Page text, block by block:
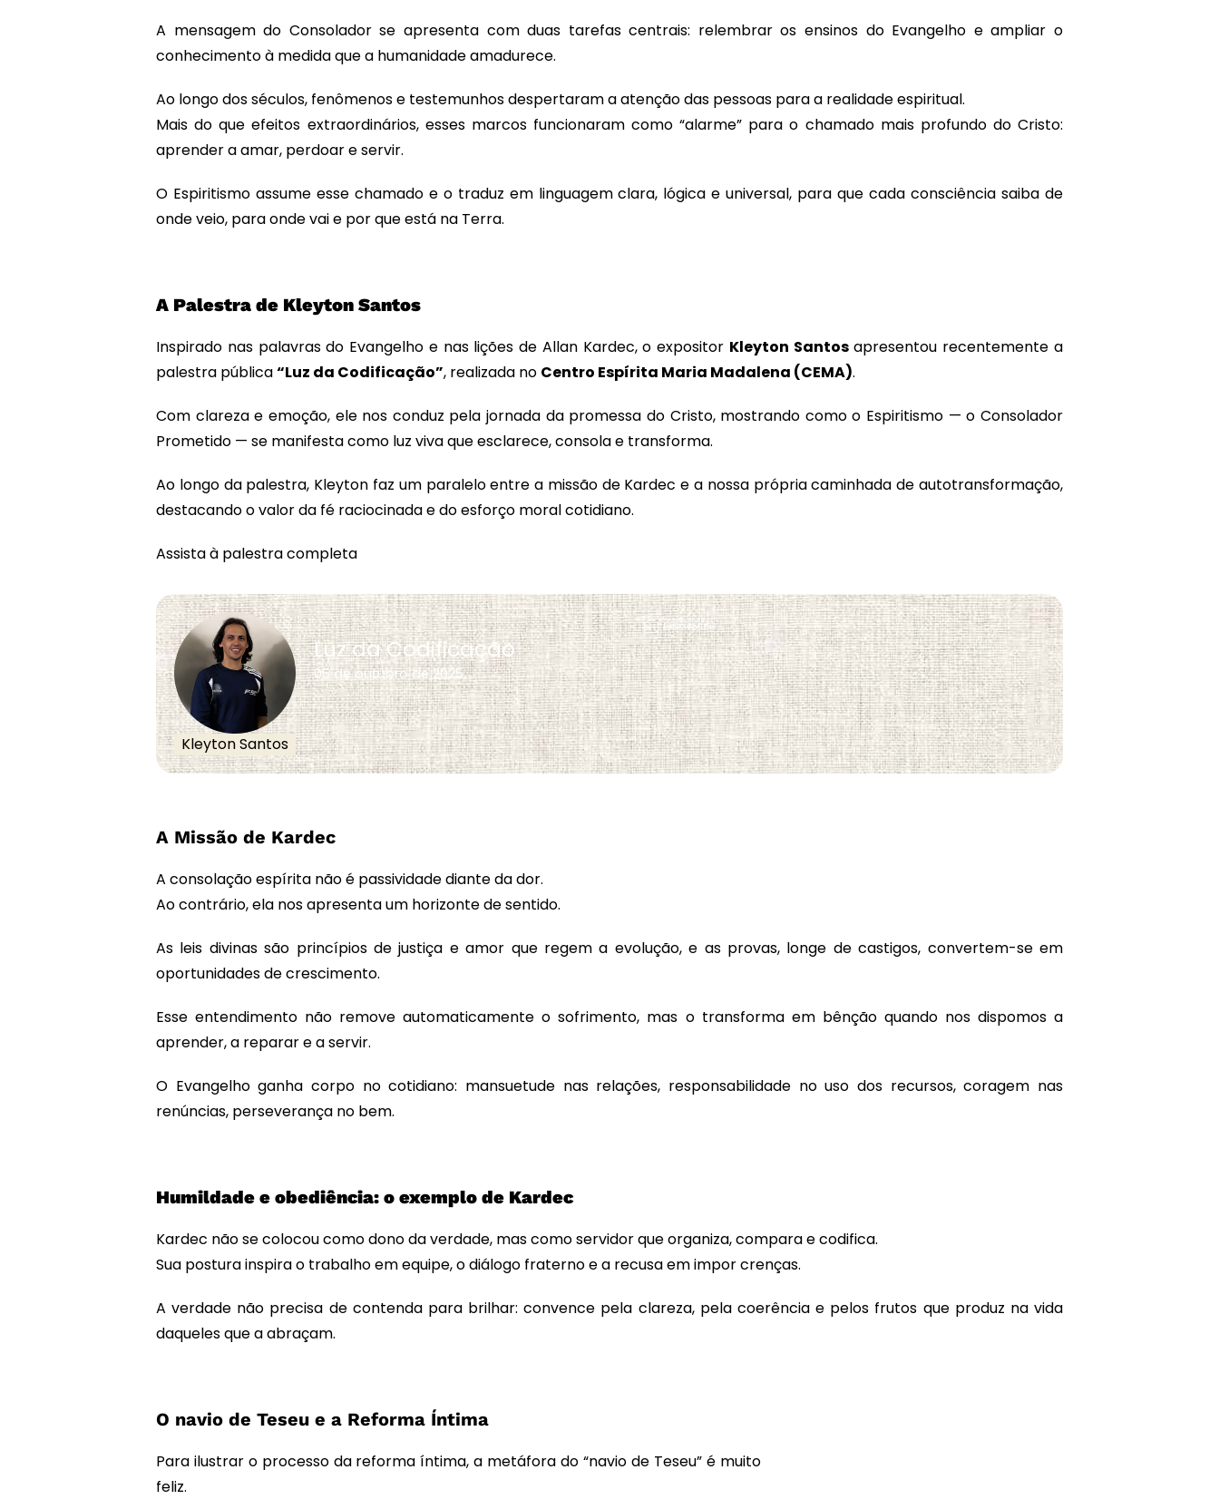
A mensagem do Consolador se apresenta com duas tarefas centrais: relembrar os ensinos do Evangelho e ampliar o
conhecimento à medida que a humanidade amadurece.
Ao longo dos séculos, fenômenos e testemunhos despertaram a atenção das pessoas para a realidade espiritual.
Mais do que efeitos extraordinários, esses marcos funcionaram como “alarme” para o chamado mais profundo do Cristo:
aprender a amar, perdoar e servir.
O Espiritismo assume esse chamado e o traduz em linguagem clara, lógica e universal, para que cada consciência saiba de
onde veio, para onde vai e por que está na Terra.
A Palestra de Kleyton Santos
Inspirado nas palavras do Evangelho e nas lições de Allan Kardec, o expositor Kleyton Santosapresentou recentemente a
palestra pública“Luz da Codificação”, realizada no Centro Espírita Maria Madalena (CEMA).
Com clareza e emoção, ele nos conduz pela jornada da promessa do Cristo, mostrando como o Espiritismo — o Consolador
Prometido — se manifesta como luz viva que esclarece, consola e transforma.
Ao longo da palestra, Kleyton faz um paralelo entre a missão de Kardec e a nossa própria caminhada de autotransformação,
destacando o valor da fé raciocinada e do esforço moral cotidiano.
Assista à palestra completa
Kleyton Santos
Luz da Codificação
05 de outubro de 2025
A Missão de Kardec
A consolação espírita não é passividade diante da dor.
Ao contrário, ela nos apresenta um horizonte de sentido.
As leis divinas são princípios de justiça e amor que regem a evolução, e as provas, longe de castigos, convertem-se em
oportunidades de crescimento.
Esse entendimento não remove automaticamente o sofrimento, mas o transforma em bênção quando nos dispomos a
aprender, a reparar e a servir.
O Evangelho ganha corpo no cotidiano: mansuetude nas relações, responsabilidade no uso dos recursos, coragem nas
renúncias, perseverança no bem.
Humildade e obediência: o exemplo de Kardec
Kardec não se colocou como dono da verdade, mas como servidor que organiza, compara e codifica.
Sua postura inspira o trabalho em equipe, o diálogo fraterno e a recusa em impor crenças.
A verdade não precisa de contenda para brilhar: convence pela clareza, pela coerência e pelos frutos que produz na vida
daqueles que a abraçam.
O navio de Teseu e a Reforma Íntima
Para ilustrar o processo da reforma íntima, a metáfora do “navio de Teseu” é muito
feliz.